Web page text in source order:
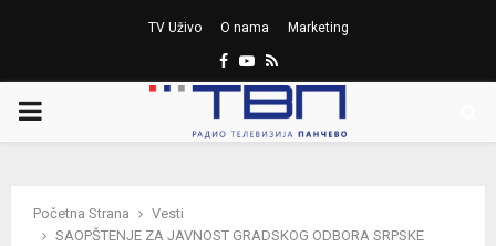
TV Uživo O nama Marketing
Facebook
Youtube
Rss
PRIMARY
Početna Strana
Vesti
SAOPŠTENJE ZA JAVNOST GRADSKOG ODBORA SRPSKE